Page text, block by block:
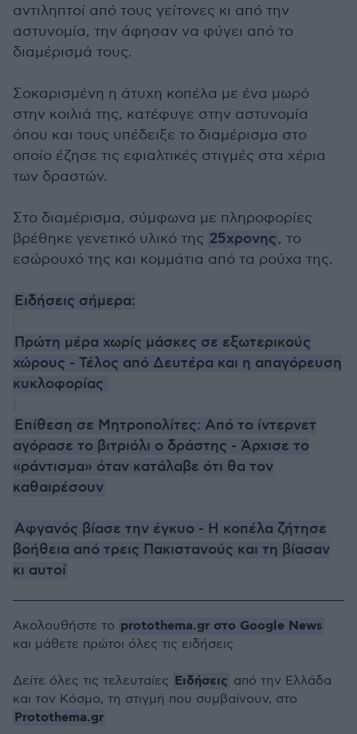
αντιληπτοί από τους γείτονες κι από την
αστυνομία, την άφησαν να φύγει από το
διαμέρισμά τους.
Σοκαρισμένη η άτυχη κοπέλα με ένα μωρό
στην κοιλιά της, κατέφυγε στην αστυνομία
όπου και τους υπέδειξε το διαμέρισμα στο
οποίο έζησε τις εφιαλτικές στιγμές στα χέρια
των δραστών.
Στο διαμέρισμα, σύμφωνα με πληροφορίες
βρέθηκε γενετικό υλικό της 25χρονης, το
εσώρουχό της και κομμάτια από τα ρούχα της.
Ειδήσεις σήμερα:
Πρώτη μέρα χωρίς μάσκες σε εξωτερικούς
χώρους - Τέλος από Δευτέρα και η απαγόρευση
κυκλοφορίας
Επίθεση σε Μητροπολίτες: Από το ίντερνετ
αγόρασε το βιτριόλι ο δράστης - Άρχισε το
«ράντισμα» όταν κατάλαβε ότι θα τον
καθαιρέσουν
Αφγανός βίασε την έγκυο - Η κοπέλα ζήτησε
βοήθεια από τρεις Πακιστανούς και τη βίασαν
κι αυτοί
Ακολουθήστε το protothema.gr στο Google News
και μάθετε πρώτοι όλες τις ειδήσεις
Δείτε όλες τις τελευταίες Ειδήσεις από την Ελλάδα
και τον Κόσμο, τη στιγμή που συμβαίνουν, στο
Protothema.gr